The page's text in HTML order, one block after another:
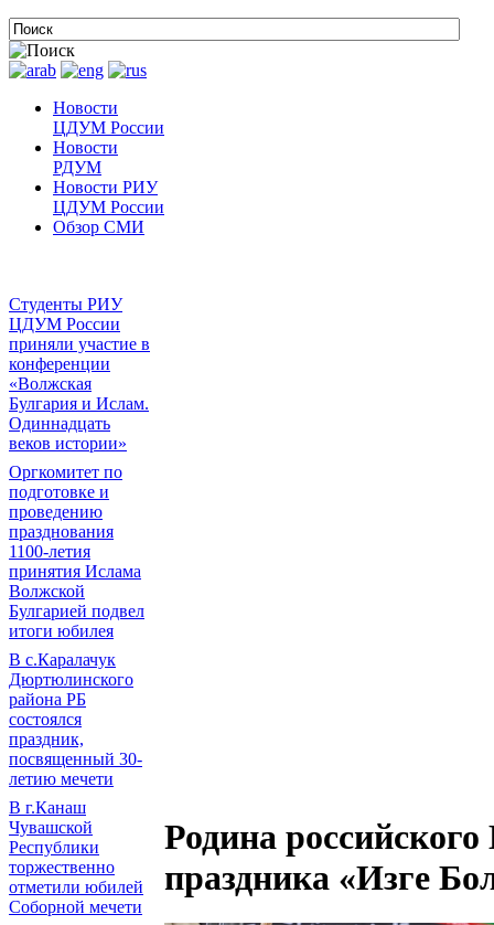
Новости
ЦДУМ России
Новости
РДУМ
Новости РИУ
ЦДУМ России
Обзор СМИ
Студенты РИУ
ЦДУМ России
приняли участие в
конференции
«Волжская
Булгария и Ислам.
Одиннадцать
веков истории»
Оргкомитет по
подготовке и
проведению
празднования
1100-летия
принятия Ислама
Волжской
Булгарией подвел
итоги юбилея
В с.Каралачук
Дюртюлинского
района РБ
состоялся
праздник,
посвященный 30-
летию мечети
В г.Канаш
Чувашской
Республики
торжественно
отметили юбилей
Соборной мечети
Родина
праздника «Изге